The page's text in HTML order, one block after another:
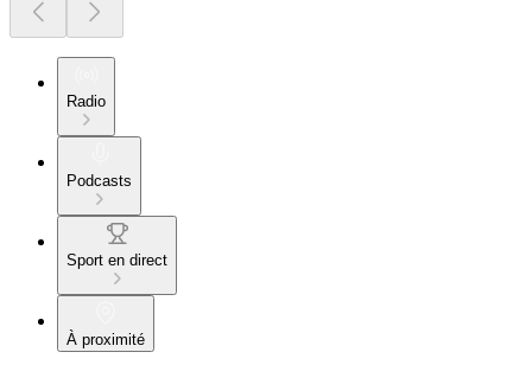
Radio
Podcasts
Sport en direct
À proximité